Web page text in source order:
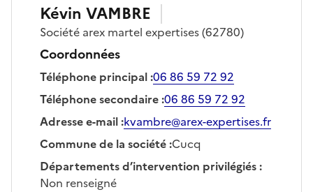
Kévin VAMBRE
Société arex martel expertises(62780)
Coordonnées
Téléphone principal:06 86 59 72 92
Téléphone secondaire:06 86 59 72 92
Adresse e-mail:kvambre@arex-expertises.fr
Commune de la société:Cucq
Départements d’intervention privilégiés:
Non renseigné